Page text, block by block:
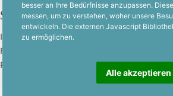
besser an Ihre Bedürfnisse anzupassen.
messen, um zu verstehen, woher unsere
entwickeln. Die externen Javascript
zu ermöglichen.
Alle akzeptieren
SOCIAL MEDIA
Instagram
Facebook
Pinterest